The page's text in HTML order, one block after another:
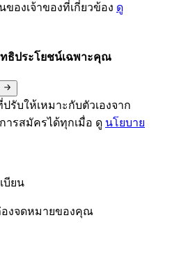
องเจ้าของที่เกี่ยวข้อง ดู
ธิประโยชน์เฉพาะคุณ
รับให้เหมาะกับตัวเองจาก
ารสมัครได้ทุกเมื่อ ดู นโยบาย
บียน
งจดหมายของคุณ